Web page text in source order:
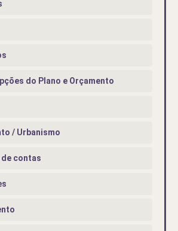
do Plano e Orçamento
/ Urbanismo
contas